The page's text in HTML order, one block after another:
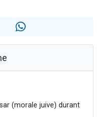
étudier en groupe sur Zoom
dans Torah-Box Music
6 personnes viennent de nous rejoindre sur WhatsApp
(morale juive) durant